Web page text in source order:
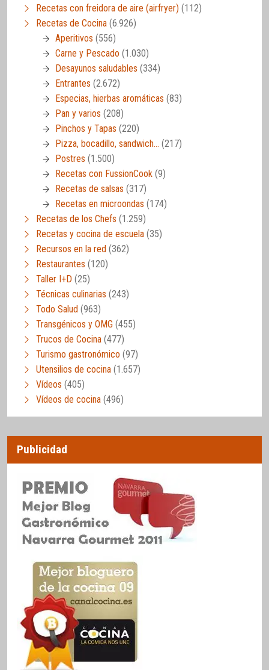
Recetas con freidora de aire (airfryer) (112)
Recetas de Cocina (6.926)
Aperitivos (556)
Carne y Pescado (1.030)
Desayunos saludables (334)
Entrantes (2.672)
Especias, hierbas aromáticas (83)
Pan y varios (208)
Pinchos y Tapas (220)
Pizza, bocadillo, sandwich… (217)
Postres (1.500)
Recetas con FussionCook (9)
Recetas de salsas (317)
Recetas en microondas (174)
Recetas de los Chefs (1.259)
Recetas y cocina de escuela (35)
Recursos en la red (362)
Restaurantes (120)
Taller I+D (25)
Técnicas culinarias (243)
Todo Salud (963)
Transgénicos y OMG (455)
Trucos de Cocina (477)
Turismo gastronómico (97)
Utensilios de cocina (1.657)
Vídeos (405)
Vídeos de cocina (496)
Publicidad